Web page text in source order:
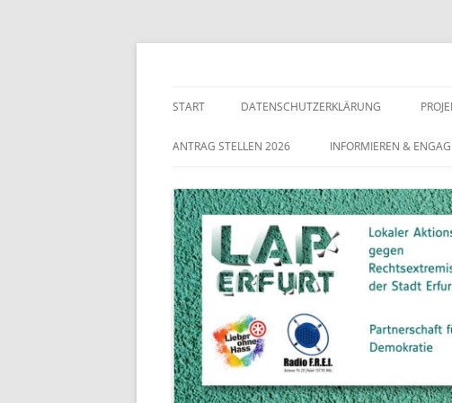
START DATENSCHUTZERKLÄRUNG
ANTRAG STELLEN 2026 INFORMIEREN &